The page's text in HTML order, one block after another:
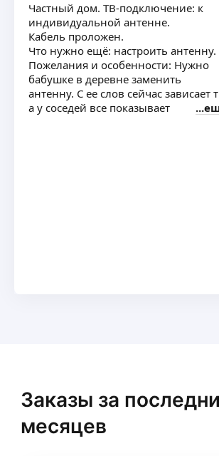
Частный дом. ТВ-подключение: к
индивидуальной антенне.
Кабель проложен.
Что нужно ещё: настроить антенну.
Пожелания и особенности: Нужно
бабушке в деревне заменить
антенну. С ее слов сейчас зависает
а у соседей все показывает
Заказы за
месяцев